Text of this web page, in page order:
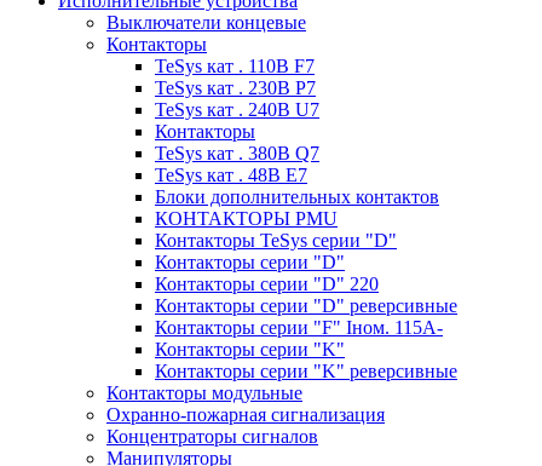
Выключатели концевые
Контакторы
TeSys кат . 110В F7
TeSys кат . 230В P7
TeSys кат . 240В U7
Контакторы
TeSys кат . 380В Q7
TeSys кат . 48В E7
Блоки дополнительных контактов
КОНТАКТОРЫ PMU
Контакторы TeSys серии "D"
Контакторы серии "D"
Контакторы серии "D" 220
Контакторы серии "D" реверсивные
Контакторы серии "F" Iном. 115А-
Контакторы серии "K"
Контакторы серии "K" реверсивные
Контакторы модульные
Охранно-пожарная сигнализация
Концентраторы сигналов
Манипуляторы